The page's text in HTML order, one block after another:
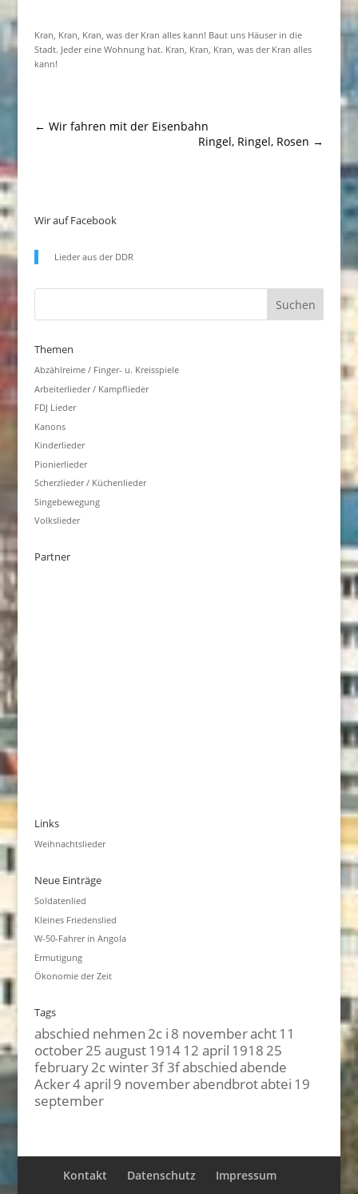
Kran, Kran, Kran, was der Kran alles kann! Baut uns Häuser in die
Stadt. Jeder eine Wohnung hat. Kran, Kran, Kran, was der Kran alles
kann!
← Wir fahren mit der Eisenbahn
Ringel, Ringel, Rosen →
Wir auf Facebook
Lieder aus der DDR
Themen
Abzählreime / Finger- u. Kreisspiele
Arbeiterlieder / Kampflieder
FDJ Lieder
Kanons
Kinderlieder
Pionierlieder
Scherzlieder / Küchenlieder
Singebewegung
Volkslieder
Partner
Links
Weihnachtslieder
Neue Einträge
Soldatenlied
Kleines Friedenslied
W-50-Fahrer in Angola
Ermutigung
Ökonomie der Zeit
Tags
abschied nehmen2c i 8 novemberacht11
october25 august191412 april 191825
february2c winter3f 3fabschiedabende
Acker4 april 9 novemberabendbrotabtei 19
september
Kontakt Datenschutz Impressum